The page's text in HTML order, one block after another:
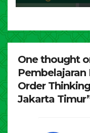
One thought
Pembelajaran
Order
Jakarta